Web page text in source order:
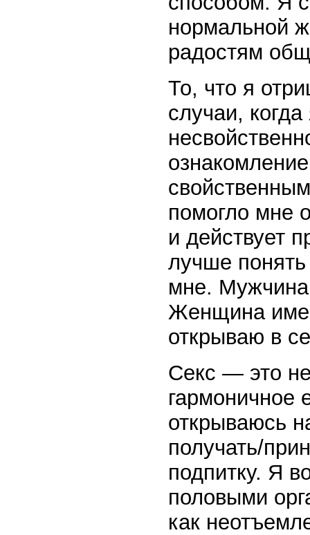
нормальной
радостям
То, что я
случаи,
помогло мне
и действует
лучше понять
мне. Мужчина
Женщина
открываю в
Секс — это
гармоничное
открываюсь
получать/
подпитку. Я
половыми
как